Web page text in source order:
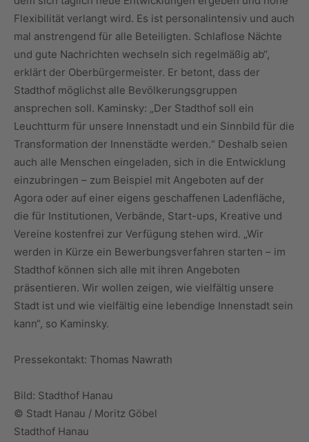
Flexibilität verlangt wird. Es ist personalintensiv und auch
mal anstrengend für alle Beteiligten. Schlaflose Nächte
und gute Nachrichten wechseln sich regelmäßig ab“,
erklärt der Oberbürgermeister. Er betont, dass der
Stadthof möglichst alle Bevölkerungsgruppen
ansprechen soll. Kaminsky: „Der Stadthof soll ein
Leuchtturm für unsere Innenstadt und ein Sinnbild für die
Transformation der Innenstädte werden.“ Deshalb seien
auch alle Menschen eingeladen, sich in die Entwicklung
einzubringen – zum Beispiel mit Angeboten auf der
Agora oder auf einer eigens geschaffenen Ladenfläche,
die für Institutionen, Verbände, Start-ups, Kreative und
Vereine kostenfrei zur Verfügung stehen wird. „Wir
werden in Kürze ein Bewerbungsverfahren starten – im
Stadthof können sich alle mit ihren Angeboten
präsentieren. Wir wollen zeigen, wie vielfältig unsere
Stadt ist und wie vielfältig eine lebendige Innenstadt sein
kann“, so Kaminsky.
Pressekontakt: Thomas Nawrath
Bild: Stadthof Hanau
© Stadt Hanau / Moritz Göbel
Stadthof Hanau